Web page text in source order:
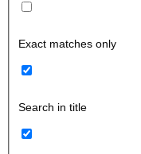
Exact matches only
Search in title